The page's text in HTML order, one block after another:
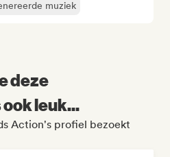
muziek
deze
leuk...
Action's profiel bezoekt